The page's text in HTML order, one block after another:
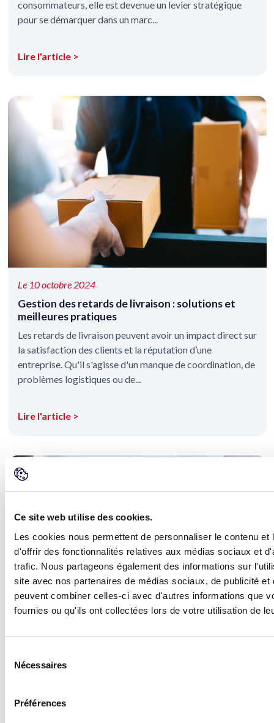
Ce site web utilise des cookies.
Les cookies nous permettent de personnaliser le contenu et
d'offrir des fonctionnalités relatives aux médias sociaux et
trafic. Nous partageons également des informations sur
site avec nos partenaires de médias sociaux, de publicité et
peuvent combiner celles-ci avec d'autres informations que
fournies ou qu'ils ont collectées lors de votre utilisation de
Nécessaires
Préférences
consommateurs, elle est devenue un levier stratégique
pour se démarquer dans un marc...
Lire l'article >
Le 10 octobre 2024
Gestion des retards de livraison : solutions et
meilleures pratiques
Les retards de livraison peuvent avoir un impact direct sur
la satisfaction des clients et la réputation d’une
entreprise. Qu'il s'agisse d'un manque de coordination, de
problèmes logistiques ou de...
Lire l'article >
Les défis de l'utilisation de véhicules électriques
livraison express est en pleine expansion, portée par les